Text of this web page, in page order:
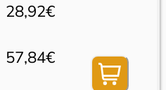
28,92€
57,84€